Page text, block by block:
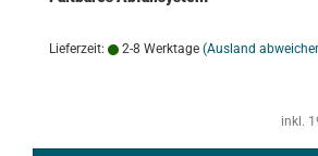
Lieferzeit: 2-8 Werktage (Ausland
inkl.